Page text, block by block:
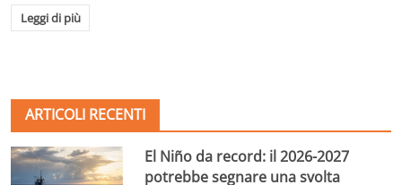
Leggi di più
ARTICOLI RECENTI
El Niño da record: il 2026-2027
potrebbe segnare una svolta